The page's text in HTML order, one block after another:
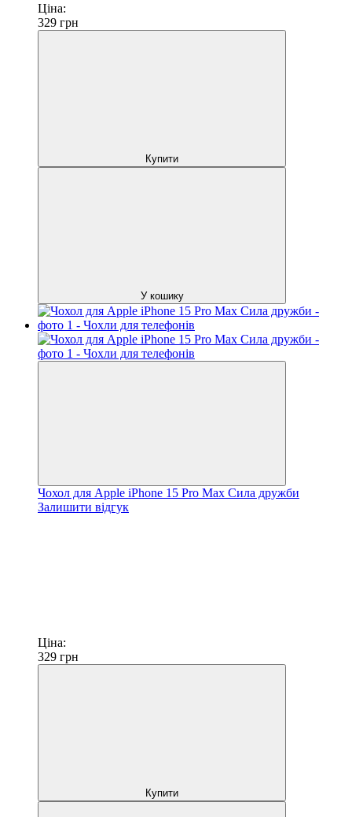
Ціна:
329 грн
Купити
У кошику
Чохол для Apple iPhone 15 Pro Max Сила дружби
Залишити відгук
Ціна:
329 грн
Купити